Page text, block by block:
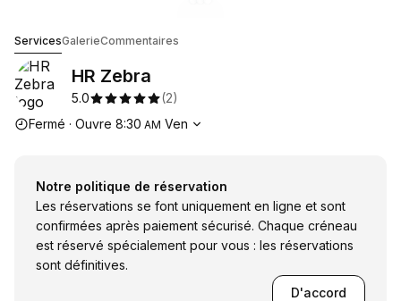
ServicesGalerieCommentaires
HR Zebra
5.0 (2)
Heures d'ouverture
Fermé · Ouvre 8:30 AM Ven
Notre politique de réservation
Les réservations se font uniquement en ligne et sont
confirmées après paiement sécurisé. Chaque créneau
est réservé spécialement pour vous : les réservations
sont définitives.
D'accord